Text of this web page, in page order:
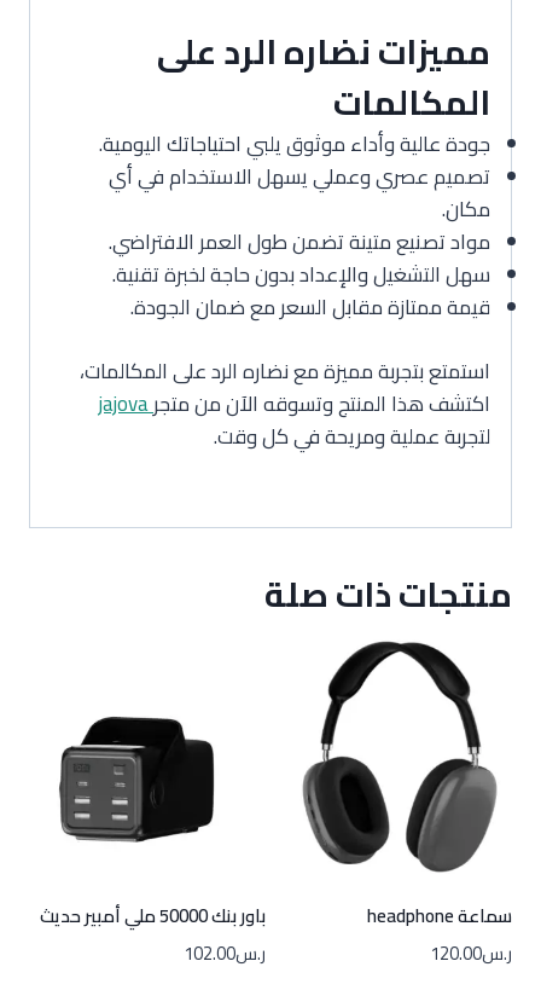
مميزات نضاره الرد على
المكالمات
جودة عالية وأداء موثوق يلبي احتياجاتك اليومية.
تصميم عصري وعملي يسهل الاستخدام في أي
مكان.
مواد تصنيع متينة تضمن طول العمر الافتراضي.
سهل التشغيل والإعداد بدون حاجة لخبرة تقنية.
قيمة ممتازة مقابل السعر مع ضمان الجودة.
استمتع بتجربة مميزة مع نضاره الرد على المكالمات،
اكتشف هذا المنتج وتسوقه الآن من متجرjajova
لتجربة عملية ومريحة في كل وقت.
منتجات ذات صلة
سماعة headphone
ر.س120.00
باور بنك 50000 ملي أمبير حديث
ر.س102.00